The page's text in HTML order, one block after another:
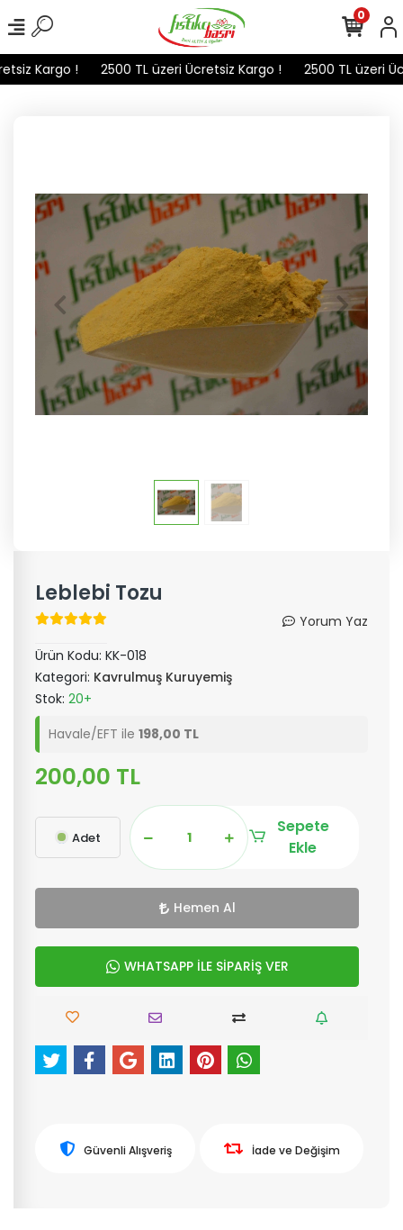
Kargo ! 2500 TL üzeri Ücretsiz Kargo ! 2500 TL üzeri
0
Leblebi Tozu
Yorum Yaz
Ürün Kodu: KK-018
Kategori: Kavrulmuş Kuruyemiş
Stok: 20+
Havale/EFT ile 198,00 TL
200,00 TL
Adet
Sepete
Ekle
Hemen Al
WHATSAPP İLE SİPARİŞ VER
Güvenli Alışveriş İade ve Değişim